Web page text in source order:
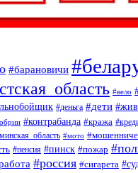
#барановичи
#вело
#деньга #дети
#контрабанда #кража
#мото
#пенсия #пинск #пожар
#россия #сигарета